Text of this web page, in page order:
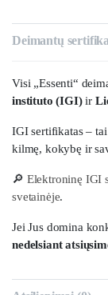
Deimantų
Visi „Essenti“
instituto (IGI)ir
IGI sertifikatas –
kilmę, kokybę ir
🔎 Elektroninę IGI
svetainėje.
Jei Jus domina
nedelsiant